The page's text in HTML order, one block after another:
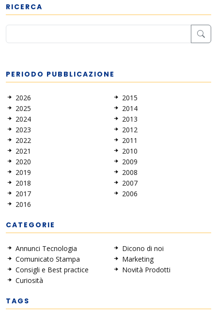
RICERCA
PERIODO PUBBLICAZIONE
2026
2025
2024
2023
2022
2021
2020
2019
2018
2017
2016
2015
2014
2013
2012
2011
2010
2009
2008
2007
2006
CATEGORIE
Annunci Tecnologia
Comunicato Stampa
Consigli e Best practice
Curiosità
Dicono di noi
Marketing
Novità Prodotti
TAGS